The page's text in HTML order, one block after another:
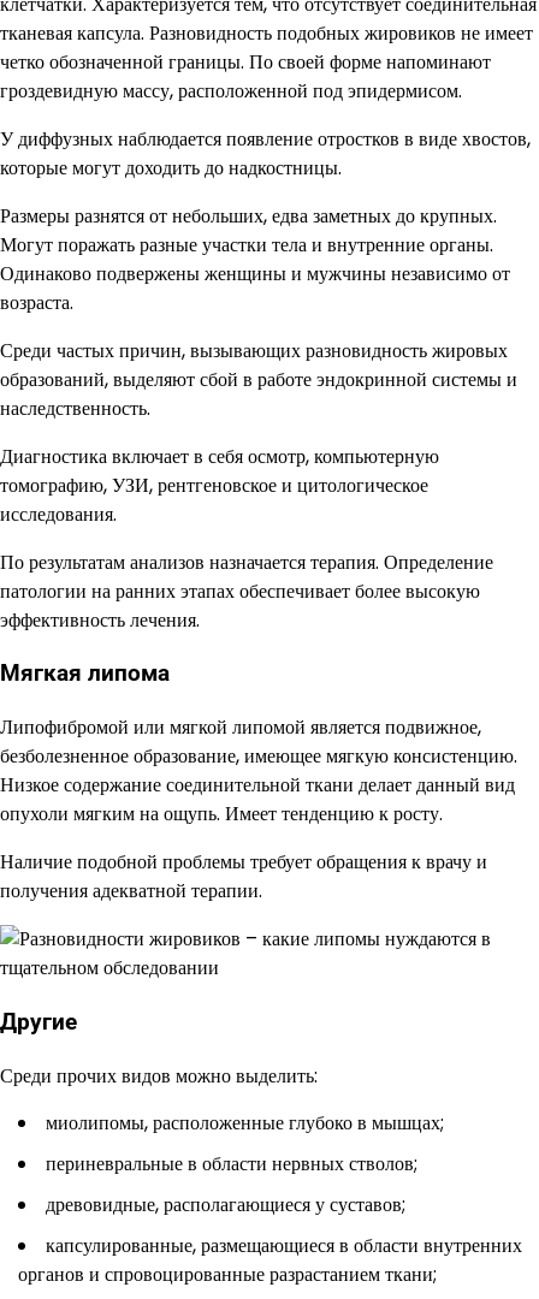
тканевая капсула. Разновидность подобных жировиков не имеет
четко обозначенной границы. По своей форме напоминают
гроздевидную массу, расположенной под эпидермисом.
У диффузных наблюдается появление отростков в виде хвостов,
которые могут доходить до надкостницы.
Размеры разнятся от небольших, едва заметных до крупных.
Могут поражать разные участки тела и внутренние органы.
Одинаково подвержены женщины и мужчины независимо от
возраста.
Среди частых причин, вызывающих разновидность жировых
образований, выделяют сбой в работе эндокринной системы и
наследственность.
Диагностика включает в себя осмотр, компьютерную
томографию, УЗИ, рентгеновское и цитологическое
исследования.
По результатам анализов назначается терапия. Определение
патологии на ранних этапах обеспечивает более высокую
эффективность лечения.
Мягкая липома
Липофибромой или мягкой липомой является подвижное,
безболезненное образование, имеющее мягкую консистенцию.
Низкое содержание соединительной ткани делает данный вид
опухоли мягким на ощупь. Имеет тенденцию к росту.
Наличие подобной проблемы требует обращения к врачу и
получения адекватной терапии.
Другие
Среди прочих видов можно выделить:
миолипомы, расположенные глубоко в мышцах;
периневральные в области нервных стволов;
древовидные, располагающиеся у суставов;
капсулированные, размещающиеся в области внутренних
органов и спровоцированные разрастанием ткани;